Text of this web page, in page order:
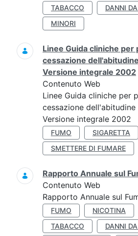
TABACCO
DANNI
MINORI
Linee Guida cliniche per
cessazione
Versione integrale 2002
Contenuto Web
Linee Guida cliniche per
cessazione
Versione integrale 2002
FUMO
SIGARETTA
SMETTERE DI FUMARE
Rapporto Annuale sul
Contenuto Web
Rapporto Annuale sul
FUMO NICOTINA
TABACCO
DANNI